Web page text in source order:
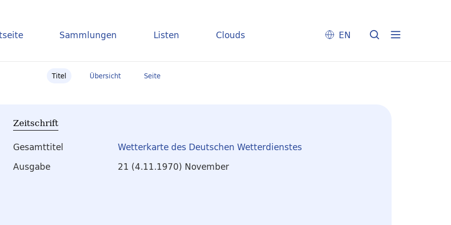
Sammlungen Listen Clouds EN
Titel Übersicht Seite
Zeitschrift
Gesamttitel
Wetterkarte des Deutschen Wetterdienstes
Ausgabe
21 (4.11.1970) November